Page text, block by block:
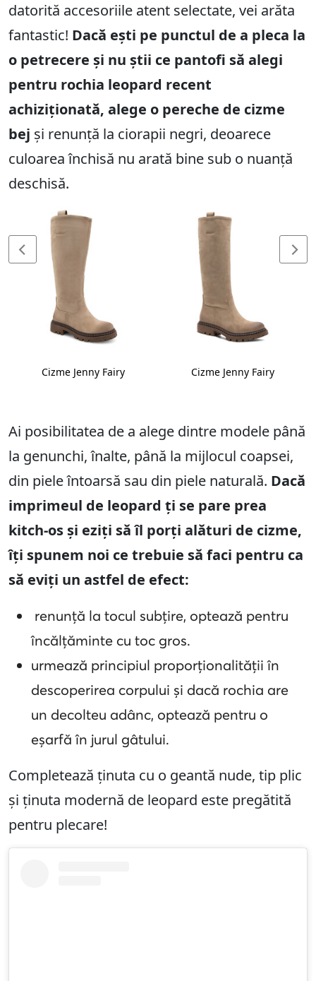
datorită accesoriile atent selectate, vei arăta
fantastic! Dacă ești pe punctul de a pleca la
o petrecere și nu știi ce pantofi să alegi
pentru rochia leopard recent
achiziționată, alege o pereche de cizme
bej și renunță la ciorapii negri, deoarece
culoarea închisă nu arată bine sub o nuanță
deschisă.
Cizme Jenny Fairy Cizme Jenny Fairy
Ai posibilitatea de a alege dintre modele până
la genunchi, înalte, până la mijlocul coapsei,
din piele întoarsă sau din piele naturală. Dacă
imprimeul de leopard ți se pare prea
kitch-os și eziți să îl porți alături de cizme,
îți spunem noi ce trebuie să faci pentru ca
să eviți un astfel de efect:
renunță la tocul subțire, optează pentru
încălțăminte cu toc gros.
urmează principiul proporționalității în
descoperirea corpului și dacă rochia are
un decolteu adânc, optează pentru o
eșarfă în jurul gâtului.
Completează ținuta cu o geantă nude, tip plic
și ținuta modernă de leopard este pregătită
pentru plecare!